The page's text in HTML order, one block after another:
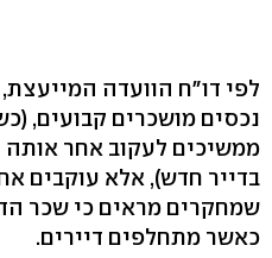
לפי דו"ח הוועדה
נכסים מושכרים קבועים,
ממשיכים לעקוב אחר
בדייר חדש), אלא עוקבים
שמחקרים מראים כי שכר
כאשר מתחלפים דיירים.